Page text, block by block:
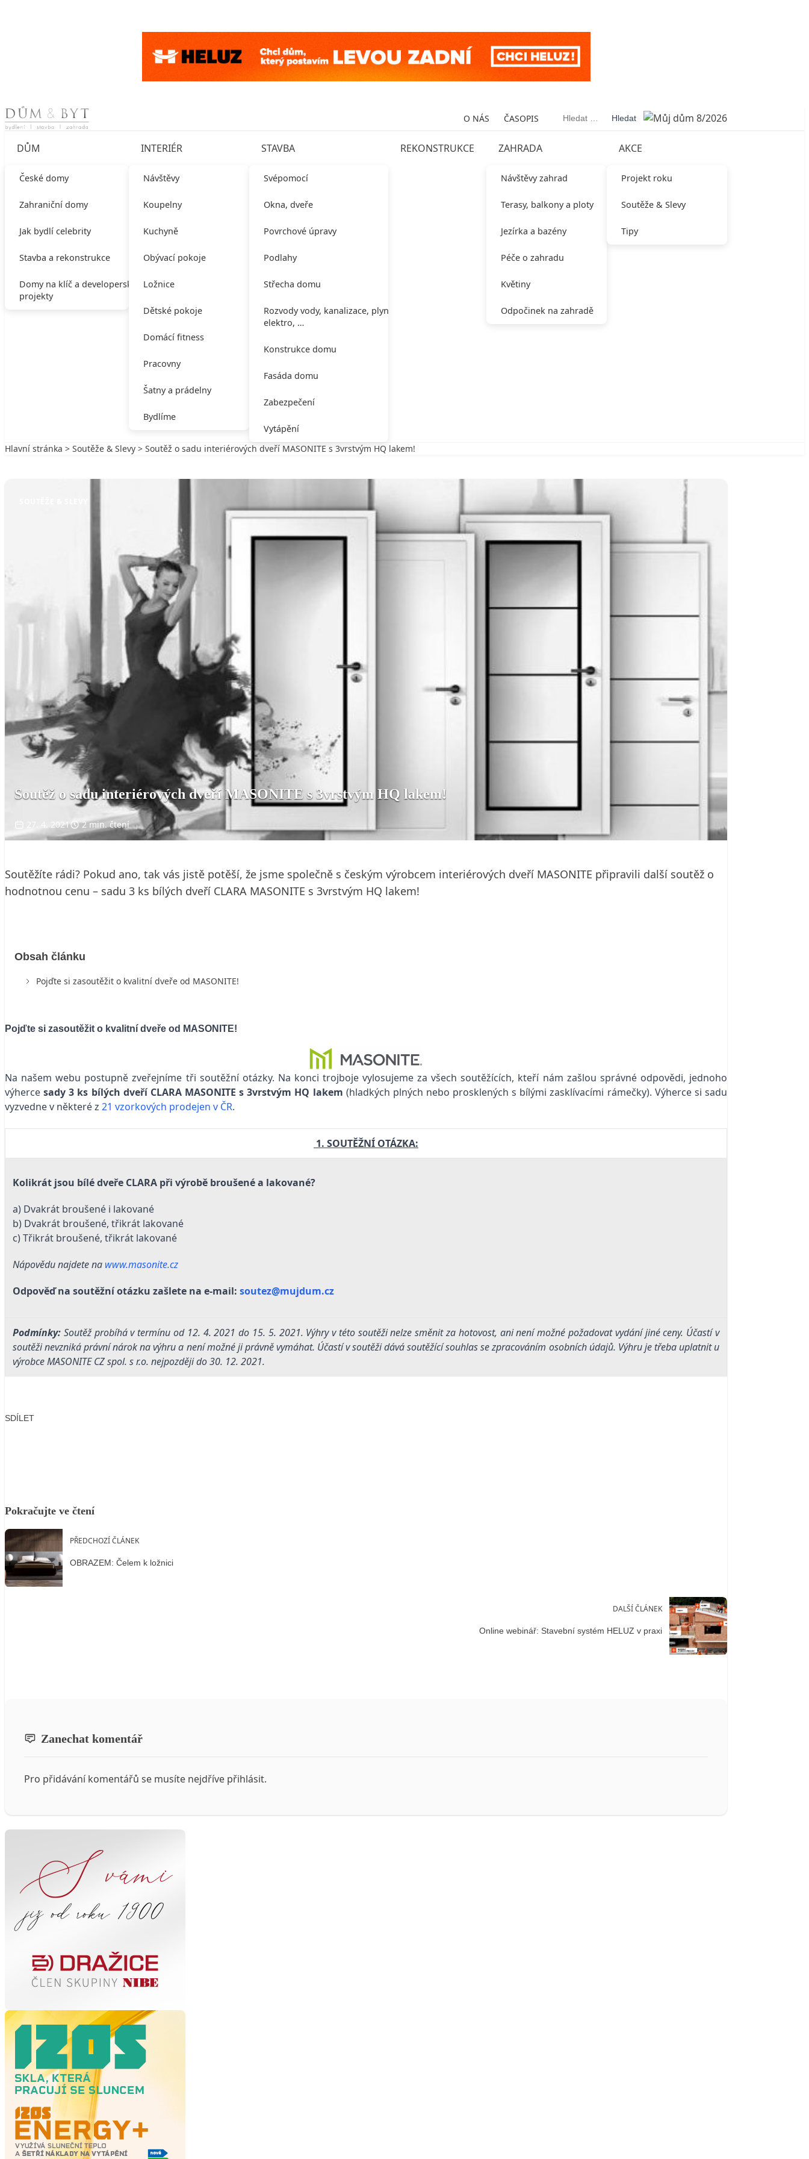
Skip to content O NÁS ČASOPIS Vyhledávání
DŮM
České domy
Zahraniční domy
Jak bydlí celebrity
Stavba a rekonstrukce
Domy na klíč a developerské
projekty
INTERIÉR
Návštěvy
Koupelny
Kuchyně
Obývací pokoje
Ložnice
Dětské pokoje
Domácí fitness
Pracovny
Šatny a prádelny
Bydlíme
STAVBA
Svépomocí
Okna, dveře
Povrchové úpravy
Podlahy
Střecha domu
Rozvody vody, kanalizace, plynu,
elektro, …
Konstrukce domu
Fasáda domu
Zabezpečení
Vytápění
REKONSTRUKCE ZAHRADA
Návštěvy zahrad
Terasy, balkony a ploty
Jezírka a bazény
Péče o zahradu
Květiny
Odpočinek na zahradě
AKCE
Projekt roku
Soutěže & Slevy
Tipy
Hlavní stránka > Soutěže & Slevy > Soutěž o sadu interiérových dveří MASONITE s 3vrstvým HQ lakem!
Soutěž o sadu interiérových dveří MASONITE s 3vrstvým HQ lakem!
27. 4. 2021 2 min. čtení
Soutěžíte rádi? Pokud ano, tak vás jistě potěší, že jsme společně s českým výrobcem interiérových dveří MASONITE připravili další soutěž o
hodnotnou cenu – sadu 3 ks bílých dveří CLARA MASONITE s 3vrstvým HQ lakem!
Obsah článku
Pojďte si zasoutěžit o kvalitní dveře od MASONITE!
Pojďte si zasoutěžit o kvalitní dveře od MASONITE!
Na našem webu postupně zveřejníme tři soutěžní otázky. Na konci trojboje vylosujeme za všech soutěžících, kteří nám zašlou správné odpovědi, jednoho
výhercesady 3 ks bílých dveří CLARA MASONITE s 3vrstvým HQ lakem (hladkých plných nebo prosklených s bílými zasklívacími rámečky). Výherce si sadu
vyzvedne v některé z 21 vzorkových prodejen v ČR.
1. SOUTĚŽNÍ OTÁZKA:
Kolikrát jsou bílé dveře CLARA při výrobě broušené a lakované?
a) Dvakrát broušené i lakované
b) Dvakrát broušené, třikrát lakované
c) Třikrát broušené, třikrát lakované
Nápovědu najdete na www.masonite.cz
Odpověď na soutěžní otázku zašlete na e-mail: soutez@mujdum.cz
Podmínky: Soutěž probíhá v termínu od 12. 4. 2021 do 15. 5. 2021. Výhry v této soutěži nelze směnit za hotovost, ani není možné požadovat vydání jiné ceny. Účastí v
soutěži nevzniká právní nárok na výhru a není možné ji právně vymáhat. Účastí v soutěži dává soutěžící souhlas se zpracováním osobních údajů. Výhru je třeba uplatnit u
výrobce MASONITE CZ spol. s r.o. nejpozději do 30. 12. 2021.
SDÍLET
Pokračujte ve čtení
PŘEDCHOZÍ ČLÁNEK
OBRAZEM: Čelem k ložnici
DALŠÍ ČLÁNEK
Online webinář: Stavební systém HELUZ v praxi
Zanechat komentář
Pro přidávání komentářů se musíte nejdříve přihlásit.